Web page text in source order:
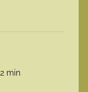
min